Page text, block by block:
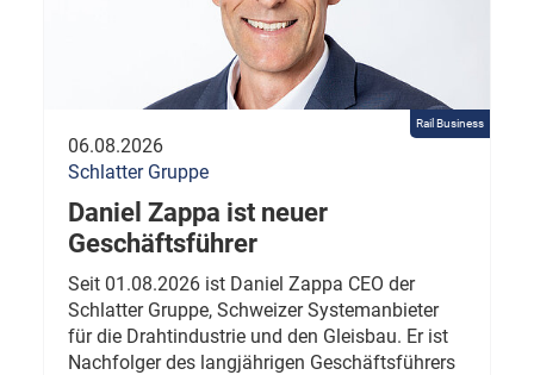
Rail Business
06.08.2026
Schlatter Gruppe
Daniel Zappa ist neuer
Geschäftsführer
Seit 01.08.2026 ist Daniel Zappa CEO der
Schlatter Gruppe, Schweizer Systemanbieter
für die Drahtindustrie und den Gleisbau. Er ist
Nachfolger des langjährigen Geschäftsführers